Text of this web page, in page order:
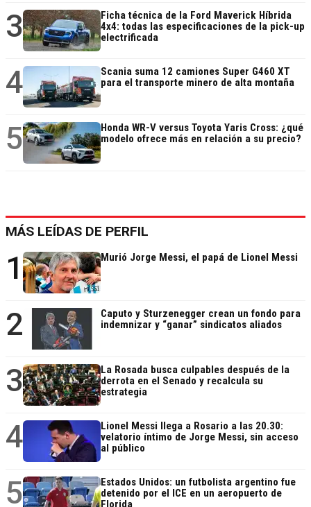
3
Ficha técnica de la Ford Maverick Híbrida
4x4: todas las especificaciones de la pick-up
electrificada
4
Scania suma 12 camiones Super G460 XT
para el transporte minero de alta montaña
5
Honda WR-V versus Toyota Yaris Cross: ¿qué
modelo ofrece más en relación a su precio?
MÁS LEÍDAS DE PERFIL
1 Murió Jorge Messi, el papá de Lionel Messi
2
Caputo y Sturzenegger crean un fondo para
indemnizar y “ganar” sindicatos aliados
3
La Rosada busca culpables después de la
derrota en el Senado y recalcula su
estrategia
4
Lionel Messi llega a Rosario a las 20.30:
velatorio íntimo de Jorge Messi, sin acceso
al público
5
Estados Unidos: un futbolista argentino fue
detenido por el ICE en un aeropuerto de
Florida